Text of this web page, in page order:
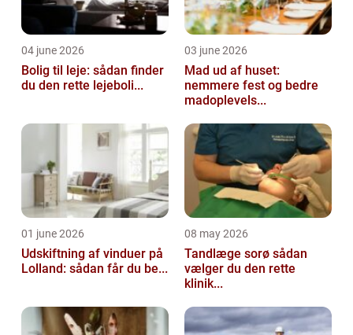
04 june 2026
Bolig til leje: sådan finder
du den rette lejeboli...
03 june 2026
Mad ud af huset:
nemmere fest og bedre
madoplevels...
01 june 2026
Udskiftning af vinduer på
Lolland: sådan får du be...
08 may 2026
Tandlæge sorø sådan
vælger du den rette
klinik...